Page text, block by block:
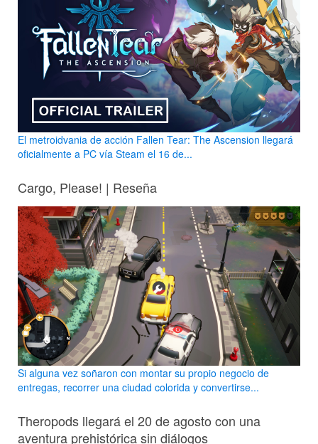
El metroidvania de acción Fallen Tear: The Ascension llegará
oficialmente a PC vía Steam el 16 de...
Cargo, Please! | Reseña
Si alguna vez soñaron con montar su propio negocio de
entregas, recorrer una ciudad colorida y convertirse...
Theropods llegará el 20 de agosto con una
aventura prehistórica sin diálogos